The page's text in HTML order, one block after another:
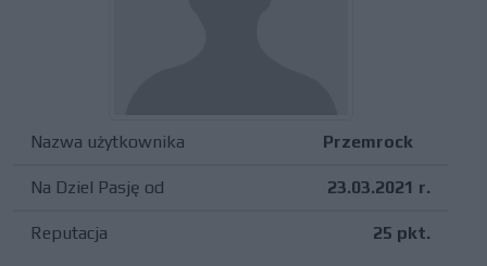
Nazwa użytkownika Przemrock
Na Dziel Pasję od 23.03.2021 r.
Reputacja 25 pkt.